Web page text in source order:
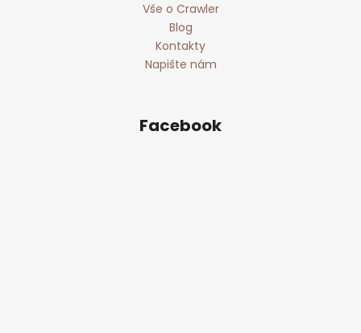
Vše o Crawler
Blog
Kontakty
Napište nám
Facebook